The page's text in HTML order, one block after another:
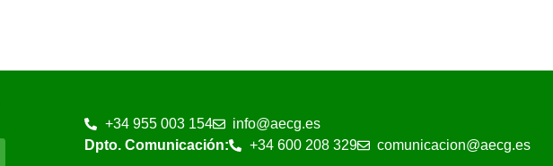
+34 955 003 154
info@aecg.es
Dpto. Comunicación:
+34 600 208 329 comunicacion@aecg.es